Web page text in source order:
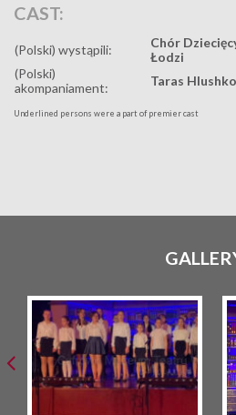
CAST:
(Polski) wystąpili:
Chór
Łodzi
(Polski)
akompaniament:
Taras Hlushko
Underlined persons were a part of premier cast